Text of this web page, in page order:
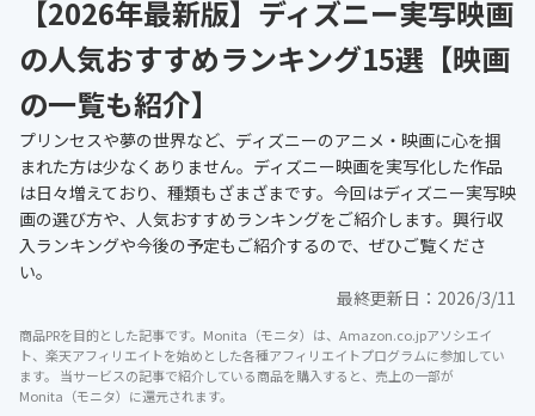
【2026年最新版】ディズニー実写映画
の人気おすすめランキング15選【映画
の一覧も紹介】
プリンセスや夢の世界など、ディズニーのアニメ・映画に心を掴
まれた方は少なくありません。ディズニー映画を実写化した作品
は日々増えており、種類もざまざまです。今回はディズニー実写映
画の選び方や、人気おすすめランキングをご紹介します。興行収
入ランキングや今後の予定もご紹介するので、ぜひご覧くださ
い。
最終更新日： 2026/3/11
商品PRを目的とした記事です。Monita（モニタ）は、Amazon.co.jpアソシエイ
ト、楽天アフィリエイトを始めとした各種アフィリエイトプログラムに参加してい
ます。 当サービスの記事で紹介している商品を購入すると、売上の一部が
Monita（モニタ）に還元されます。